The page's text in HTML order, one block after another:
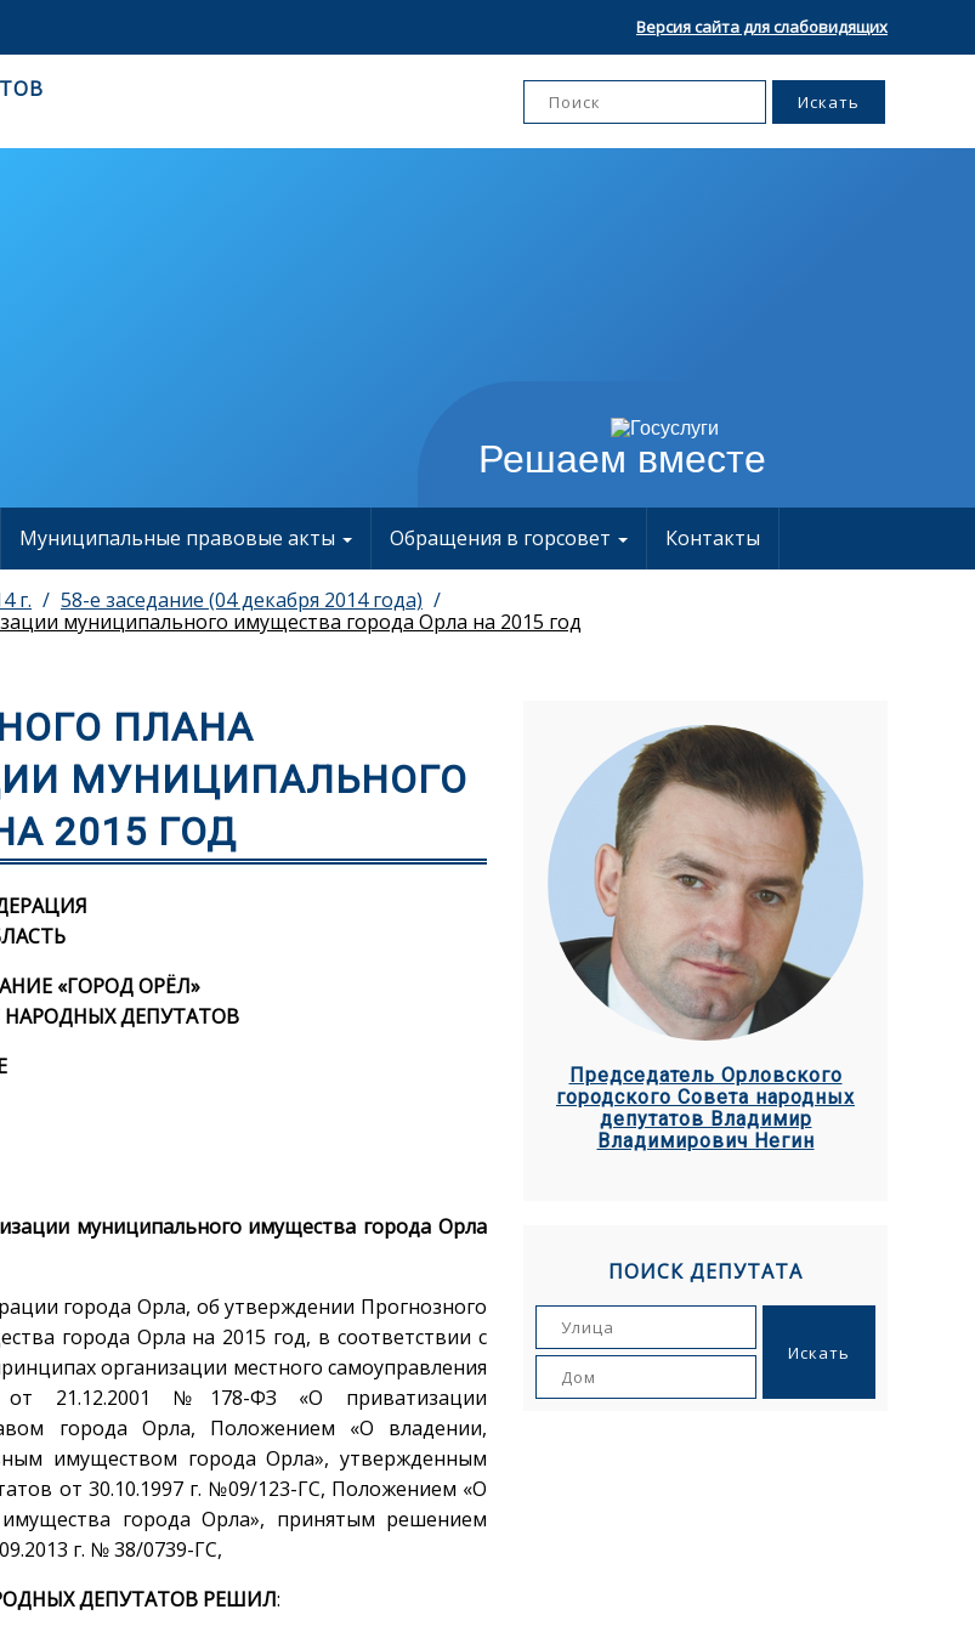
Версия сайта для слабовидящих
Решаем вместе
Муниципальные правовые акты Обращения в горсовет Контакты
г.
58-е заседание (04 декабря 2014 года)
муниципального имущества города Орла на 2015 год
ПЛАНА
МУНИЦИПАЛЬНОГО
2015 ГОД
«ГОРОД ОРЁЛ»
ДЕПУТАТОВ
муниципального имущества города Орла
города Орла, об утверждении Прогнозного
города Орла на 2015 год, в соответствии с
организации местного самоуправления
от 21.12.2001 №178-ФЗ «О приватизации
города Орла, Положением «О владении,
имуществом города Орла», утвержденным
от 30.10.1997 г. №09/123-ГС, Положением «О
города Орла», принятым решением
г. № 38/0739-ГС,
ДЕПУТАТОВ РЕШИЛ:
Председатель Орловского
городского Совета народных
депутатов Владимир
Владимирович Негин
ПОИСК ДЕПУТАТА